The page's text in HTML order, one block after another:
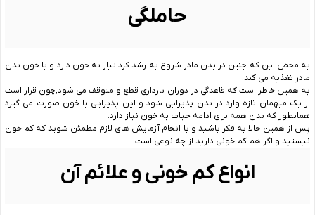
حاملگی
به محض این که جنین در بدن مادر شروع به رشد کرد نیاز به خون دارد و با خون بدن
مادر تغذیه می کند.
به همین خاطر است که قاعدگی در دوران بارداری قطع و متوقف می شود,چون قرار است
از یک میهمان تازه وارد در بدن پذیرایی شود و این پذیرایی با خون صورت می گیرد
همانطور که بدن همه برای ادامه حیات به خون نیاز دارد.
پس از همین حالا به فکر باشید و با انجام آزمایش های لازم مطمئن شوید که کم خون
نیستید و اگر هم کم خونی دارید از چه نوعی است.
انواع کم خونی و علائم آن